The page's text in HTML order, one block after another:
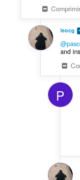
leocg
and
P